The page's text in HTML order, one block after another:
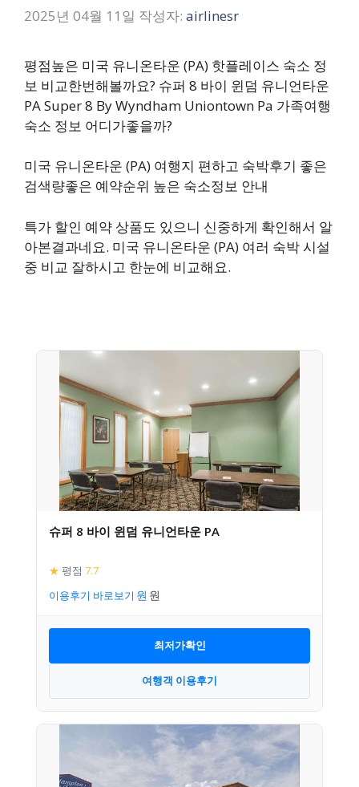
2025년 04월 11일 작성자: airlinesr
평점높은 미국 유니온타운 (PA) 핫플레이스 숙소 정
보 비교한번해볼까요? 슈퍼 8 바이 윈덤 유니언타운
PA Super 8 By Wyndham Uniontown Pa 가족여행
숙소 정보 어디가좋을까?
미국 유니온타운 (PA) 여행지 편하고 숙박후기 좋은
검색량좋은 예약순위 높은 숙소정보 안내
특가 할인 예약 상품도 있으니 신중하게 확인해서 알
아본결과네요. 미국 유니온타운 (PA) 여러 숙박 시설
중 비교 잘하시고 한눈에 비교해요.
슈퍼 8 바이 윈덤 유니언타운 PA
★ 평점 7.7
이용후기 바로보기
최저가확인
여행객 이용후기